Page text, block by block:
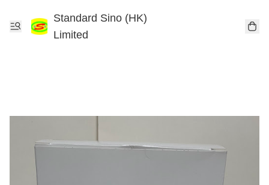
Standard Sino (HK)
Limited